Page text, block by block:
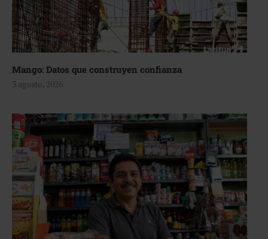
Mango: Datos que construyen confianza
3 agosto, 2026